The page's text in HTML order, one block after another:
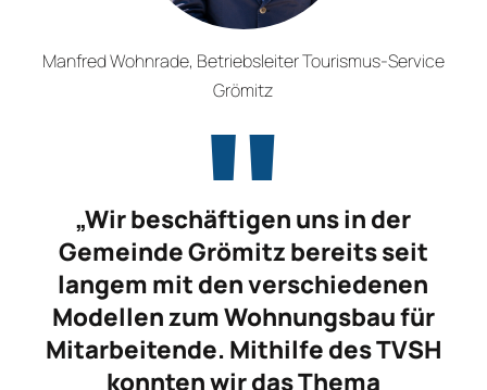
„Wir beschäftigen uns in der
Gemeinde Grömitz bereits seit
langem mit den verschiedenen
Modellen zum Wohnungsbau für
Mitarbeitende. Mithilfe des TVSH
konnten wir das Thema
Manfred Wohnrade, Betriebsleiter Tourismus-Service
Grömitz